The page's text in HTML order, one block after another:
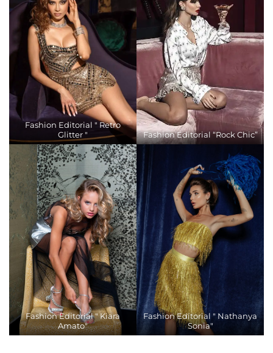
Fashion Editorial " Retro
Glitter "
Fashion Editorial “Rock Chic”
Fashion Editorial " Kiara
Amato"
Fashion Editorial " Nathanya
Sonia"